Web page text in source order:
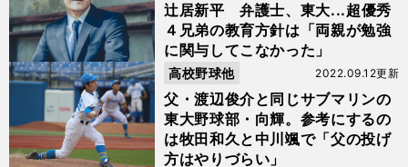
辻居新平 弁護士、東大...超優秀
４兄弟の教育方針は「両親が勉強
に関与してこなかった」
父・渡辺俊介と同じサブマリンの
東大野球部・向輝。参考にするの
は牧田和久と中川颯で「父の投げ
方はやりづらい」
2022.09.12更新
高校野球他